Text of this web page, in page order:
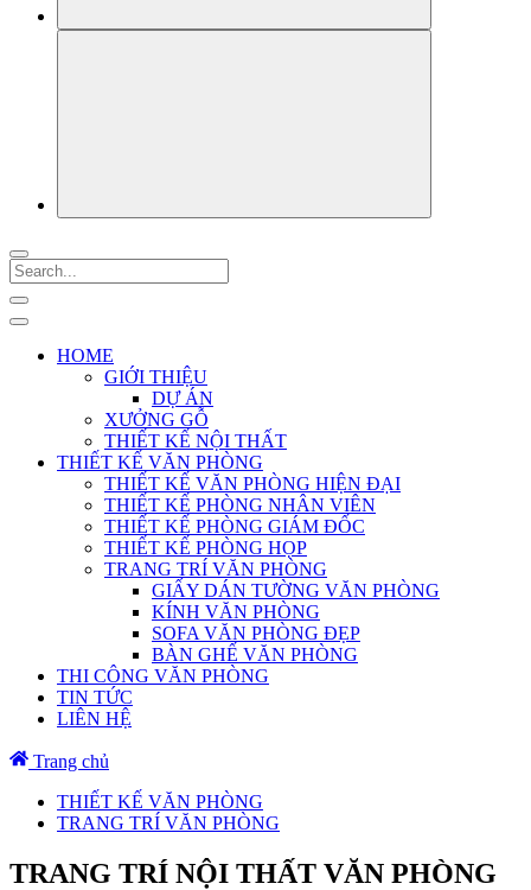
HOME
GIỚI THIỆU
DỰ ÁN
XƯỞNG GỖ
THIẾT KẾ NỘI THẤT
THIẾT KẾ VĂN PHÒNG
THIẾT KẾ VĂN PHÒNG HIỆN ĐẠI
THIẾT KẾ PHÒNG NHÂN VIÊN
THIẾT KẾ PHÒNG GIÁM ĐỐC
THIẾT KẾ PHÒNG HỌP
TRANG TRÍ VĂN PHÒNG
GIẤY DÁN TƯỜNG VĂN PHÒNG
KÍNH VĂN PHÒNG
SOFA VĂN PHÒNG ĐẸP
BÀN GHẾ VĂN PHÒNG
THI CÔNG VĂN PHÒNG
TIN TỨC
LIÊN HỆ
Trang chủ
THIẾT KẾ VĂN PHÒNG
TRANG TRÍ VĂN PHÒNG
TRANG TRÍ NỘI THẤT VĂN PHÒNG